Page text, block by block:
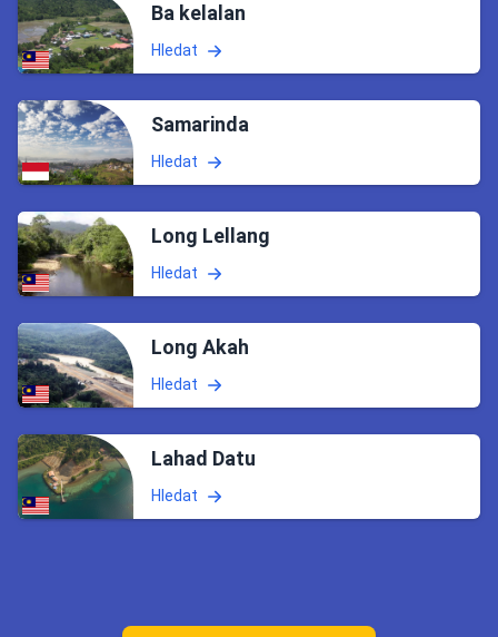
Ba kelalan
Hledat
Samarinda
Hledat
Long Lellang
Hledat
Long Akah
Hledat
Lahad Datu
Hledat